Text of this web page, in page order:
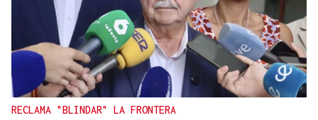
RECLAMA "BLINDAR" LA FRONTERA